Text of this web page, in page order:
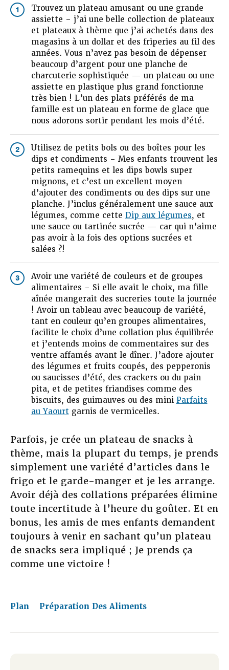
1
Trouvez un plateau amusant ou une grande
assiette – j’ai une belle collection de plateaux
et plateaux à thème que j’ai achetés dans des
magasins à un dollar et des friperies au fil des
années. Vous n’avez pas besoin de dépenser
beaucoup d’argent pour une planche de
charcuterie sophistiquée — un plateau ou une
assiette en plastique plus grand fonctionne
très bien ! L’un des plats préférés de ma
famille est un plateau en forme de glace que
nous adorons sortir pendant les mois d’été.
2
Utilisez de petits bols ou des boîtes pour les
dips et condiments – Mes enfants trouvent les
petits ramequins et les dips bowls super
mignons, et c’est un excellent moyen
d’ajouter des condiments ou des dips sur une
planche. J’inclus généralement une sauce aux
légumes, comme cette Dip aux légumes, et
une sauce ou tartinée sucrée — car qui n’aime
pas avoir à la fois des options sucrées et
salées ?!
3
Avoir une variété de couleurs et de groupes
alimentaires – Si elle avait le choix, ma fille
aînée mangerait des sucreries toute la journée
! Avoir un tableau avec beaucoup de variété,
tant en couleur qu’en groupes alimentaires,
facilite le choix d’une collation plus équilibrée
et j’entends moins de commentaires sur des
ventre affamés avant le dîner. J’adore ajouter
des légumes et fruits coupés, des pepperonis
ou saucisses d’été, des crackers ou du pain
pita, et de petites friandises comme des
biscuits, des guimauves ou des mini Parfaits
au Yaourt garnis de vermicelles.
Parfois, je crée un plateau de snacks à
thème, mais la plupart du temps, je prends
simplement une variété d’articles dans le
frigo et le garde-manger et je les arrange.
Avoir déjà des collations préparées élimine
toute incertitude à l’heure du goûter. Et en
bonus, les amis de mes enfants demandent
toujours à venir en sachant qu’un plateau
de snacks sera impliqué ; Je prends ça
comme une victoire !
Plan Préparation Des Aliments